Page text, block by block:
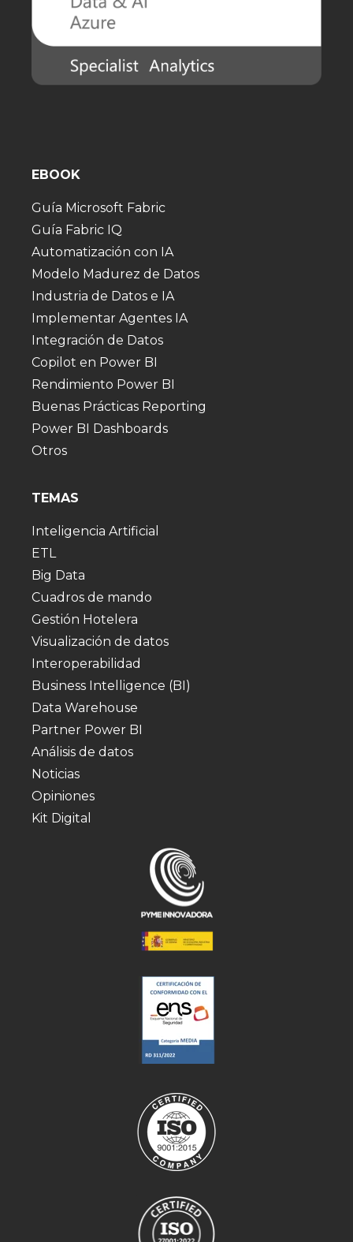
EBOOK
Guía Microsoft Fabric
Guía Fabric IQ
Automatización con IA
Modelo Madurez de Datos
Industria de Datos e IA
Implementar Agentes IA
Integración de Datos
Copilot en Power BI
Rendimiento Power BI
Buenas Prácticas Reporting
Power BI Dashboards
Otros
TEMAS
Inteligencia Artificial
ETL
Big Data
Cuadros de mando
Gestión Hotelera
Visualización de datos
Interoperabilidad
Business Intelligence (BI)
Data Warehouse
Partner Power BI
Análisis de datos
Noticias
Opiniones
Kit Digital